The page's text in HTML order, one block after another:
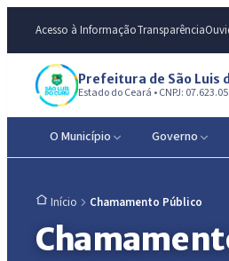
Acesso à InformaçãoTransparência
Prefeitura de São Luis
Estado do Ceará • CNPJ:
O Município Governo
Início Chamamento Público